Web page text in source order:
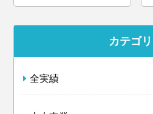
カテゴ
全実績